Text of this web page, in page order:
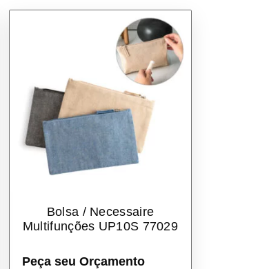
Bolsa / Necessaire
Multifunções UP10S 77029
Peça seu Orçamento